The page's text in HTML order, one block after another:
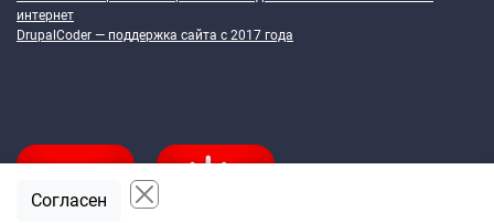
интернет
DrupalCoder — поддержка сайта c 2017 года
Согласен